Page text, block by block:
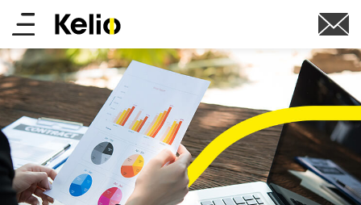
Aller
au
contenu
principal
Main
menu